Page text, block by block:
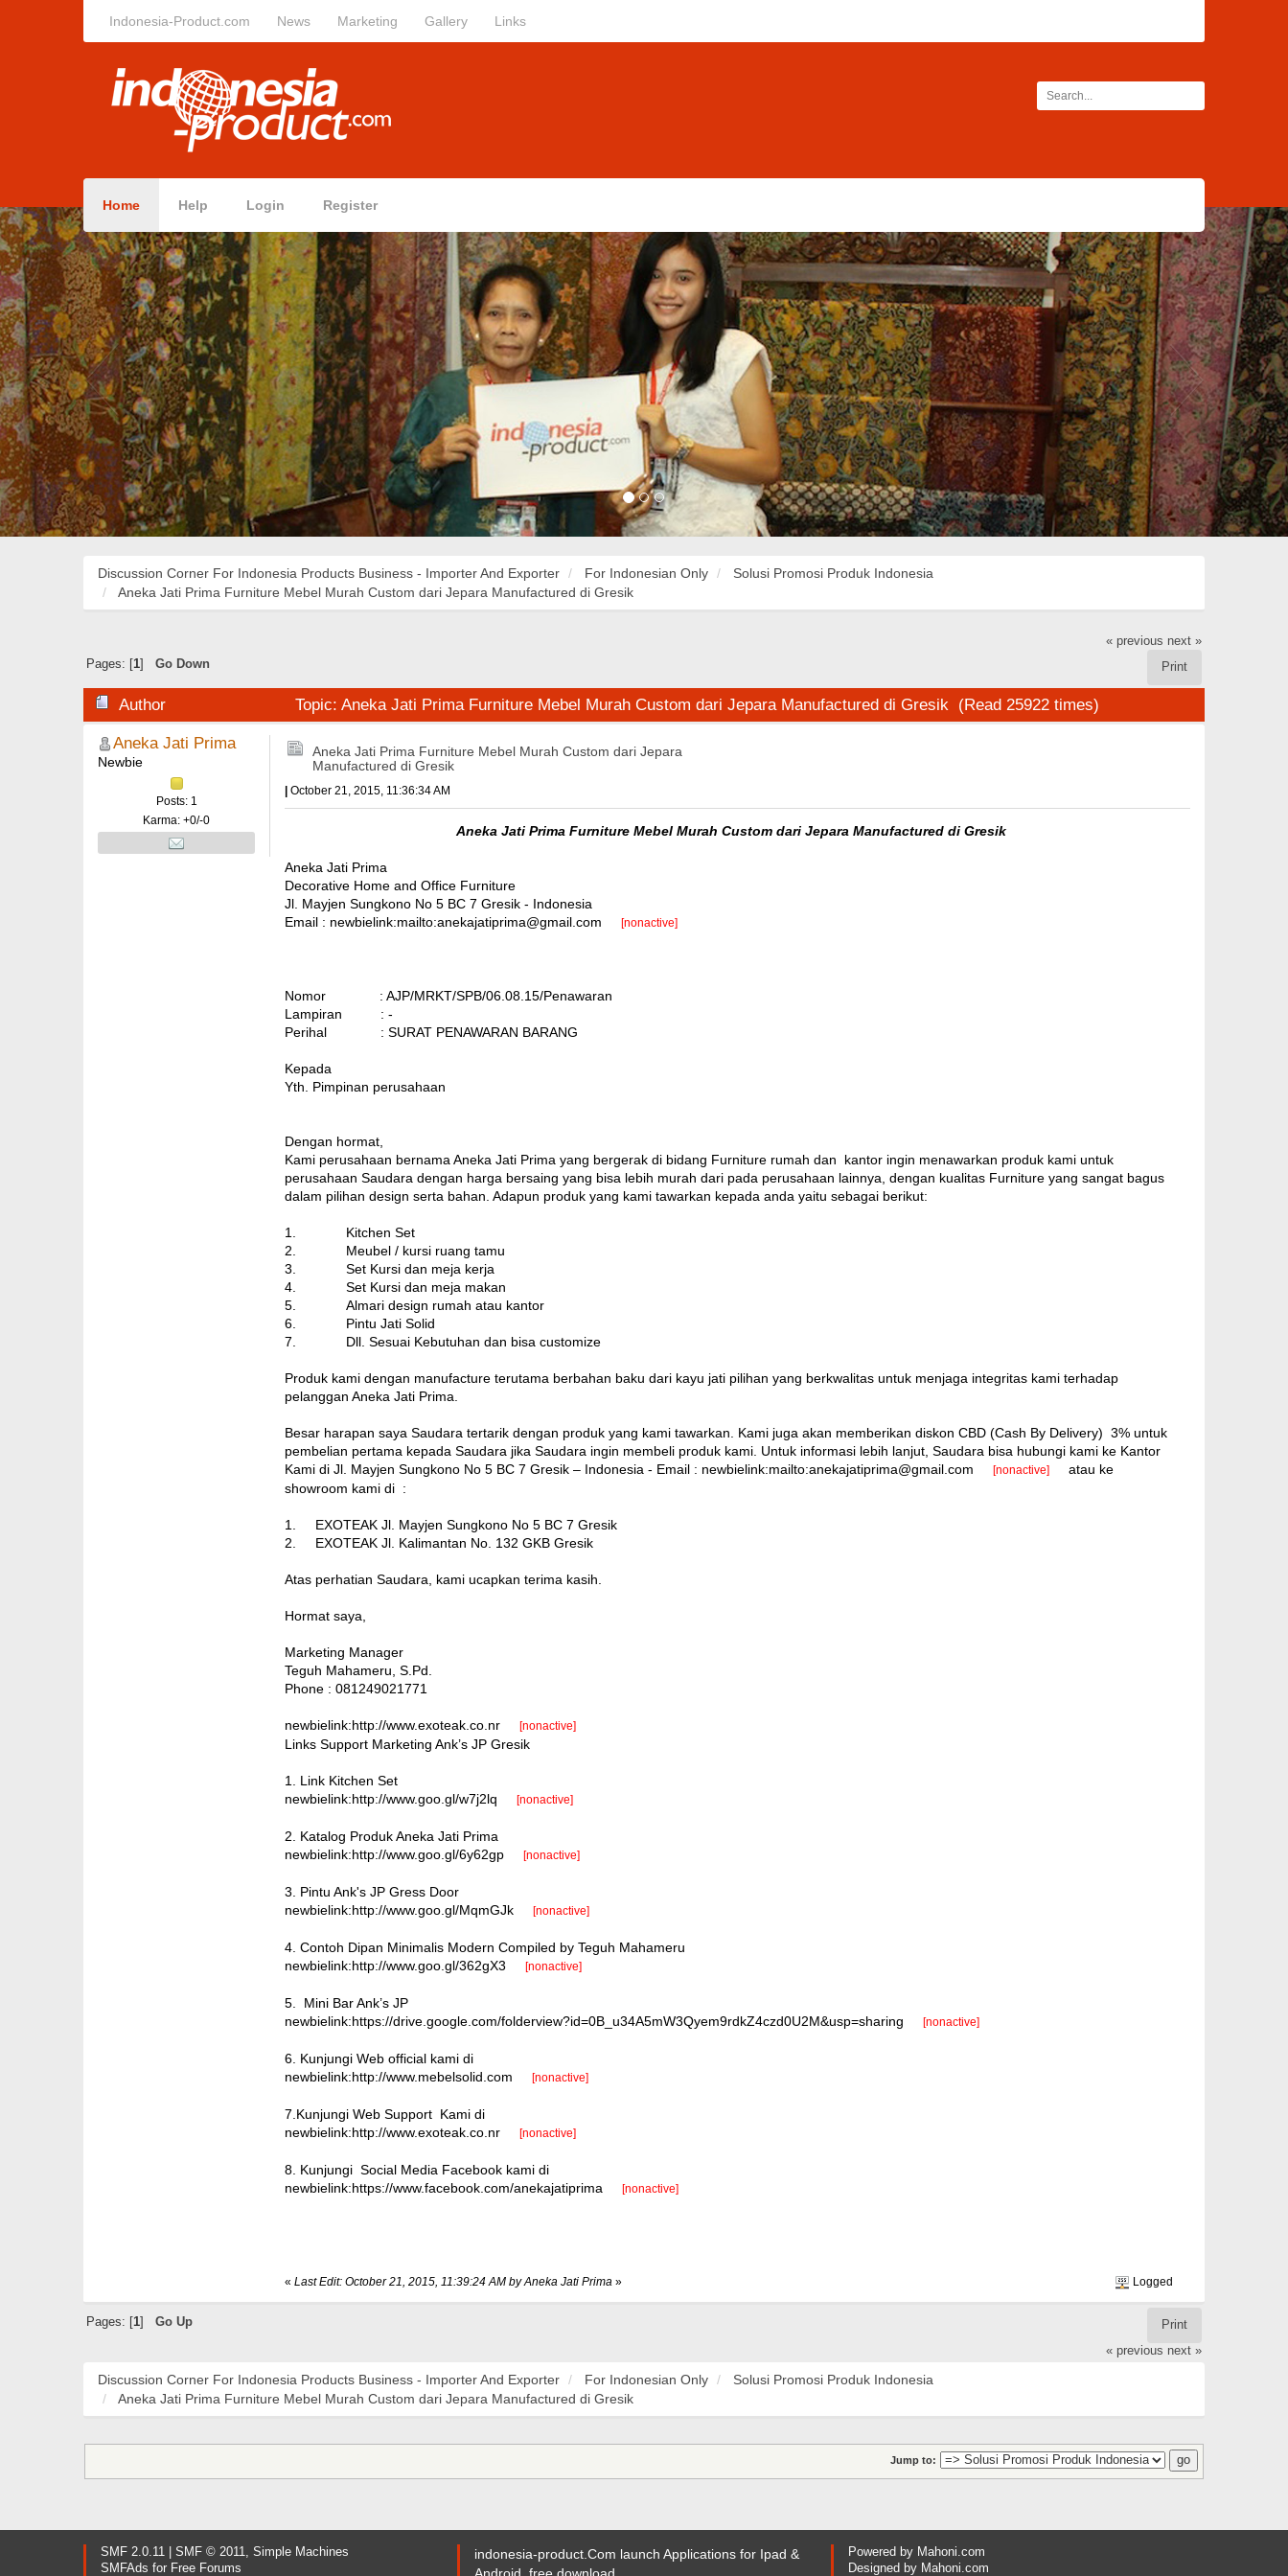
Indonesia-Product.com News Marketing Gallery Links
Home Help Login Register
Discussion Corner For Indonesia Products Business - Importer And Exporter For Indonesian Only
Solusi Promosi Produk Indonesia
Aneka Jati Prima Furniture Mebel Murah Custom dari Jepara Manufactured di Gresik
« previous next »
Print
Pages: [ 1] Go Down
Author Topic: Aneka Jati Prima Furniture Mebel Murah Custom dari Jepara Manufactured di Gresik (Read 25922 times)
Aneka Jati Prima
Newbie
Posts: 1
Karma: +0/-0
Aneka Jati Prima Furniture Mebel Murah Custom dari Jepara
Manufactured di Gresik
October 21, 2015, 11:36:34 AM
Aneka Jati Prima Furniture Mebel Murah Custom dari Jepara Manufactured di Gresik
Aneka Jati Prima
Decorative Home and Office Furniture
Jl. Mayjen Sungkono No 5 BC 7 Gresik - Indonesia
Email : newbielink:mailto:anekajatiprima@gmail.com
[nonactive]
Nomor : AJP/MRKT/SPB/06.08.15/Penawaran
Lampiran : -
Perihal : SURAT PENAWARAN BARANG
Kepada
Yth. Pimpinan perusahaan
Dengan hormat,
Kami perusahaan bernama Aneka Jati Prima yang bergerak di bidang Furniture rumah dan kantor ingin menawarkan produk kami untuk
perusahaan Saudara dengan harga bersaing yang bisa lebih murah dari pada perusahaan lainnya, dengan kualitas Furniture yang sangat bagus
dalam pilihan design serta bahan. Adapun produk yang kami tawarkan kepada anda yaitu sebagai berikut:
1. Kitchen Set
2. Meubel / kursi ruang tamu
3. Set Kursi dan meja kerja
4. Set Kursi dan meja makan
5. Almari design rumah atau kantor
6. Pintu Jati Solid
7. Dll. Sesuai Kebutuhan dan bisa customize
Produk kami dengan manufacture terutama berbahan baku dari kayu jati pilihan yang berkwalitas untuk menjaga integritas kami terhadap
pelanggan Aneka Jati Prima.
Besar harapan saya Saudara tertarik dengan produk yang kami tawarkan. Kami juga akan memberikan diskon CBD (Cash By Delivery) 3% untuk
pembelian pertama kepada Saudara jika Saudara ingin membeli produk kami. Untuk informasi lebih lanjut, Saudara bisa hubungi kami ke Kantor
Kami di Jl. Mayjen Sungkono No 5 BC 7 Gresik – Indonesia - Email : newbielink:mailto:anekajatiprima@gmail.com
[nonactive]
atau ke
showroom kami di :
1. EXOTEAK Jl. Mayjen Sungkono No 5 BC 7 Gresik
2. EXOTEAK Jl. Kalimantan No. 132 GKB Gresik
Atas perhatian Saudara, kami ucapkan terima kasih.
Hormat saya,
Marketing Manager
Teguh Mahameru, S.Pd.
Phone : 081249021771
newbielink:http://www.exoteak.co.nr [nonactive]
Links Support Marketing Ank’s JP Gresik
1. Link Kitchen Set
newbielink:http://www.goo.gl/w7j2lq
[nonactive]
2. Katalog Produk Aneka Jati Prima
newbielink:http://www.goo.gl/6y62gp
[nonactive]
3. Pintu Ank's JP Gress Door
newbielink:http://www.goo.gl/MqmGJk
[nonactive]
4. Contoh Dipan Minimalis Modern Compiled by Teguh Mahameru
newbielink:http://www.goo.gl/362gX3
[nonactive]
5. Mini Bar Ank’s JP
newbielink:https://drive.google.com/folderview?id=0B_u34A5mW3Qyem9rdkZ4czd0U2M&usp=sharing
[nonactive]
6. Kunjungi Web official kami di
newbielink:http://www.mebelsolid.com
[nonactive]
7.Kunjungi Web Support Kami di
newbielink:http://www.exoteak.co.nr
[nonactive]
8. Kunjungi Social Media Facebook kami di
newbielink:https://www.facebook.com/anekajatiprima
[nonactive]
« Last Edit: October 21, 2015, 11:39:24 AM by Aneka Jati Prima » Logged
Print
Pages: [ 1] Go Up
« previous next »
Discussion Corner For Indonesia Products Business - Importer And Exporter For Indonesian Only
Solusi Promosi Produk Indonesia
Aneka Jati Prima Furniture Mebel Murah Custom dari Jepara Manufactured di Gresik
Jump to:
SMF 2.0.11 SMF © 2011
Simple Machines
SMFAds for Free Forums
indonesia-product.Com launch Applications for Ipad &
Android, free download
Powered by Mahoni.com
Designed by Mahoni.com